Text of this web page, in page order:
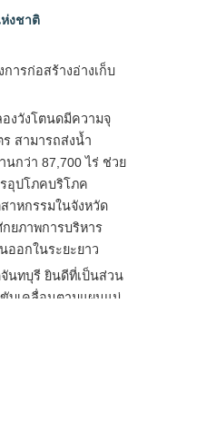
งชาติ
ารก่อสร้างอ่างเก็บ
งวังโตนดมีความจุ
สามารถส่งน้ำ
กว่า 87,700 ไร่ ช่วย
อุปโภคบริโภค
าหกรรมในจังหวัด
ยภาพการบริหาร
ออกในระยะยาว
นทบุรี ยินดีที่เป็นส่วน
บเคลื่อนตามแผนแม่